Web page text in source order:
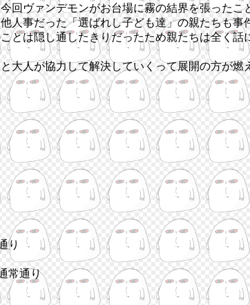
ヴァンデモンがお台場に霧の結界を張ったこ
人事だった「選ばれし子ども達」の親たちも事
とは隠し通したきりだったため親たちは全く
人が協力して解決していくって展開の方が燃
り
常通り